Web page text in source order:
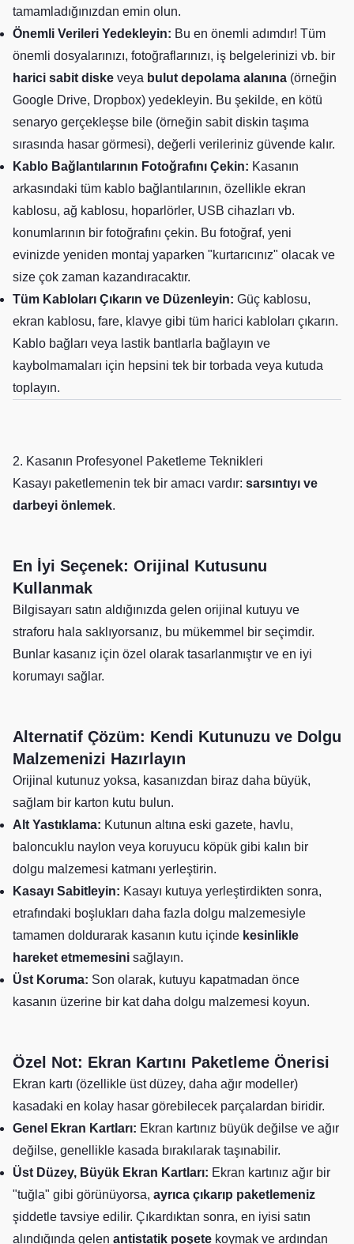
tamamladığınızdan emin olun.
Önemli Verileri Yedekleyin: Bu en önemli adımdır! Tüm
önemli dosyalarınızı, fotoğraflarınızı, iş belgelerinizi vb. bir
harici sabit diske veya bulut depolama alanına (örneğin
Google Drive, Dropbox) yedekleyin. Bu şekilde, en kötü
senaryo gerçekleşse bile (örneğin sabit diskin taşıma
sırasında hasar görmesi), değerli verileriniz güvende kalır.
Kablo Bağlantılarının Fotoğrafını Çekin: Kasanın
arkasındaki tüm kablo bağlantılarının, özellikle ekran
kablosu, ağ kablosu, hoparlörler, USB cihazları vb.
konumlarının bir fotoğrafını çekin. Bu fotoğraf, yeni
evinizde yeniden montaj yaparken "kurtarıcınız" olacak ve
size çok zaman kazandıracaktır.
Tüm Kabloları Çıkarın ve Düzenleyin: Güç kablosu,
ekran kablosu, fare, klavye gibi tüm harici kabloları çıkarın.
Kablo bağları veya lastik bantlarla bağlayın ve
kaybolmamaları için hepsini tek bir torbada veya kutuda
toplayın.
2. Kasanın Profesyonel Paketleme Teknikleri
Kasayı paketlemenin tek bir amacı vardır: sarsıntıyı ve
darbeyi önlemek.
En İyi Seçenek: Orijinal Kutusunu
Kullanmak
Bilgisayarı satın aldığınızda gelen orijinal kutuyu ve
straforu hala saklıyorsanız, bu mükemmel bir seçimdir.
Bunlar kasanız için özel olarak tasarlanmıştır ve en iyi
korumayı sağlar.
Alternatif Çözüm: Kendi Kutunuzu ve Dolgu
Malzemenizi Hazırlayın
Orijinal kutunuz yoksa, kasanızdan biraz daha büyük,
sağlam bir karton kutu bulun.
Alt Yastıklama: Kutunun altına eski gazete, havlu,
baloncuklu naylon veya koruyucu köpük gibi kalın bir
dolgu malzemesi katmanı yerleştirin.
Kasayı Sabitleyin: Kasayı kutuya yerleştirdikten sonra,
etrafındaki boşlukları daha fazla dolgu malzemesiyle
tamamen doldurarak kasanın kutu içinde kesinlikle
hareket etmemesini sağlayın.
Üst Koruma: Son olarak, kutuyu kapatmadan önce
kasanın üzerine bir kat daha dolgu malzemesi koyun.
Özel Not: Ekran Kartını Paketleme Önerisi
Ekran kartı (özellikle üst düzey, daha ağır modeller)
kasadaki en kolay hasar görebilecek parçalardan biridir.
Genel Ekran Kartları: Ekran kartınız büyük değilse ve ağır
değilse, genellikle kasada bırakılarak taşınabilir.
Üst Düzey, Büyük Ekran Kartları: Ekran kartınız ağır bir
"tuğla" gibi görünüyorsa, ayrıca çıkarıp paketlemeniz
şiddetle tavsiye edilir. Çıkardıktan sonra, en iyisi satın
alındığında gelen antistatik poşete koymak ve ardından